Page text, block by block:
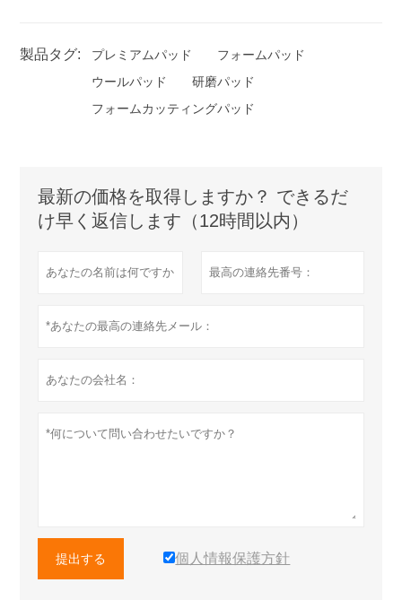
製品タグ: プレミアムパッド
フォームパッド
ウールパッド
研磨パッド
フォームカッティングパッド
最新の価格を取得しますか？ できるだ
け早く返信します（12時間以内）
提出する 個人情報保護方針